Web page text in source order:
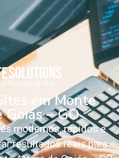
em Monte
– GO
modernos, rápidos e
resultados reais para